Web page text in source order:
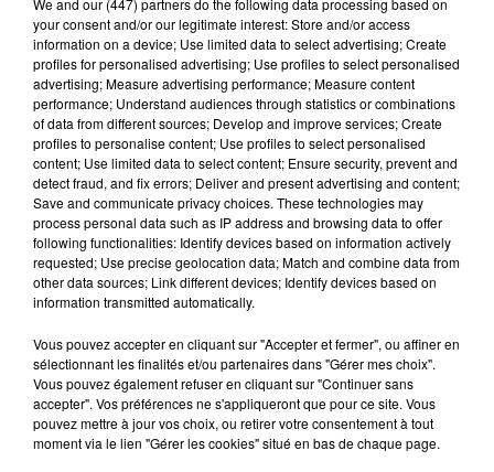
Lecture (4 min 17 sec)
100%
100% Radio les infos du grand Toulouse
14 février 2025 - 4 min 17 sec
LES INFOS DU GRAND TOULOUSE DU
14/02/2025 À 07H31
We and our (447) partnersdo the following data processing based on
your consent and/or our legitimate interest: Store and/or access
information on a device; Use limited data to select advertising; Create
profiles for personalised advertising; Use profiles to select personalised
advertising; Measure advertising performance; Measure content
performance; Understand audiences through statistics or combinations
of data from different sources; Develop and improve services; Create
profiles to personalise content; Use profiles to select personalised
content; Use limited data to select content; Ensure security, prevent and
detect fraud, and fix errors; Deliver and present advertising and content;
Save and communicate privacy choices. These technologies may
process personal data such as IP address and browsing data to offer
following functionalities: Identify devices based on information actively
requested; Use precise geolocation data; Match and combine data from
other data sources; Link different devices; Identify devices based on
information transmitted automatically.
Vous pouvez accepter en cliquant sur "Accepter et fermer", ou affiner en
sélectionnant les finalités et/ou partenaires dans "Gérer mes choix".
Vous pouvez également refuser en cliquant sur "Continuer sans
accepter". Vos préférences ne s'appliqueront que pour ce site. Vous
pouvez mettre à jour vos choix, ou retirer votre consentement à tout
moment via le lien "Gérer les cookies" situé en bas de chaque page.